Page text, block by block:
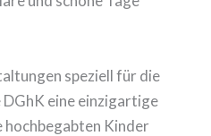
speziell für die
DGhK eine einzigartige
Kinder